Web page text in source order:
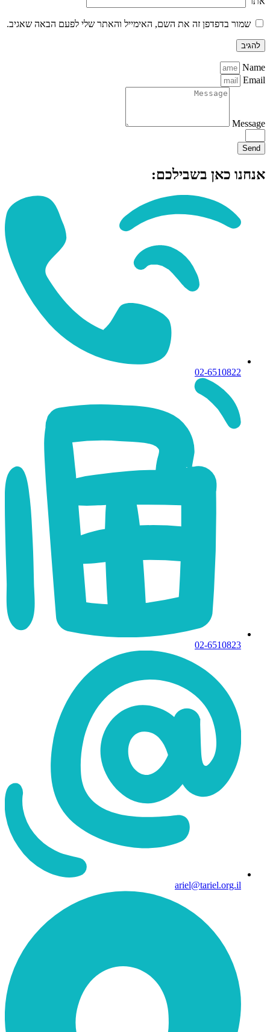
שמור בדפדפן זה את השם, האימייל והאתר שלי לפעם הבאה שאגיב.
Name
Email
Message
Send
אנחנו כאן בשבילכם:
02-6510822
02-6510823
ariel@tariel.org.il